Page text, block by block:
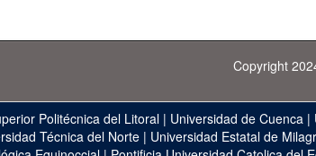
Copyright
Politécnica del Litoral | Universidad de Cuenca |
Técnica del Norte| Universidad Estatal de